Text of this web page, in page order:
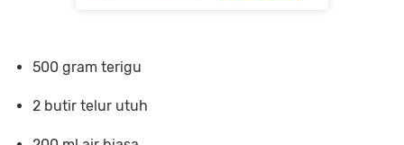
500 gram terigu
2 butir telur utuh